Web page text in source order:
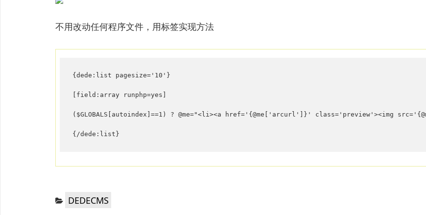
不用改动任何程序文件，用标签实现方法
{dede:list pagesize='10'}
[field:array runphp=yes]
($GLOBALS[autoindex]==1) ? @me="<li><a href='{@me['arcurl']}' class='preview'><img
{/dede:list}
分 DEDECMS